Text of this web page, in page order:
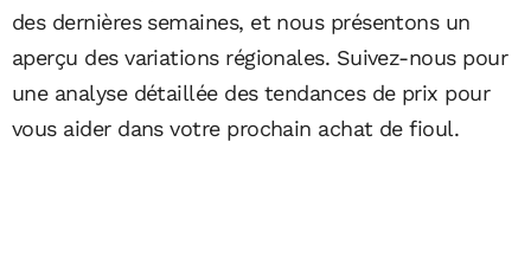
des dernières semaines, et nous présentons un
aperçu des variations régionales. Suivez-nous pour
une analyse détaillée des tendances de prix pour
vous aider dans votre prochain achat de fioul.